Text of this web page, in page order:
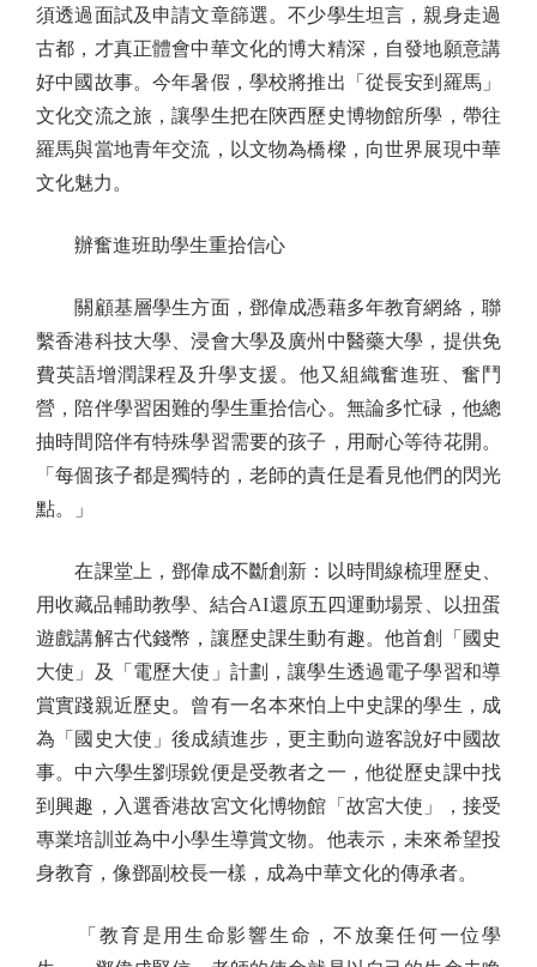
須透過面試及申請文章篩選。不少學生坦言，親身走過
古都，才真正體會中華文化的博大精深，自發地願意講
好中國故事。今年暑假，學校將推出「從長安到羅馬」
文化交流之旅，讓學生把在陝西歷史博物館所學，帶往
羅馬與當地青年交流，以文物為橋樑，向世界展現中華
文化魅力。
辦奮進班助學生重拾信心
關顧基層學生方面，鄧偉成憑藉多年教育網絡，聯
繫香港科技大學、浸會大學及廣州中醫藥大學，提供免
費英語增潤課程及升學支援。他又組織奮進班、奮鬥
營，陪伴學習困難的學生重拾信心。無論多忙碌，他總
抽時間陪伴有特殊學習需要的孩子，用耐心等待花開。
「每個孩子都是獨特的，老師的責任是看見他們的閃光
點。」
在課堂上，鄧偉成不斷創新：以時間線梳理歷史、
用收藏品輔助教學、結合AI還原五四運動場景、以扭蛋
遊戲講解古代錢幣，讓歷史課生動有趣。他首創「國史
大使」及「電歷大使」計劃，讓學生透過電子學習和導
賞實踐親近歷史。曾有一名本來怕上中史課的學生，成
為「國史大使」後成績進步，更主動向遊客說好中國故
事。中六學生劉璟銳便是受教者之一，他從歷史課中找
到興趣，入選香港故宮文化博物館「故宮大使」，接受
專業培訓並為中小學生導賞文物。他表示，未來希望投
身教育，像鄧副校長一樣，成為中華文化的傳承者。
「教育是用生命影響生命，不放棄任何一位學